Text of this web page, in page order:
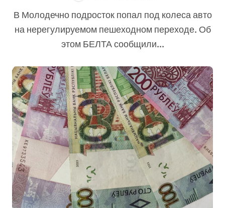
В Молодечно подросток попал под колеса авто
на нерегулируемом пешеходном переходе. Об
этом БЕЛТА сообщили...